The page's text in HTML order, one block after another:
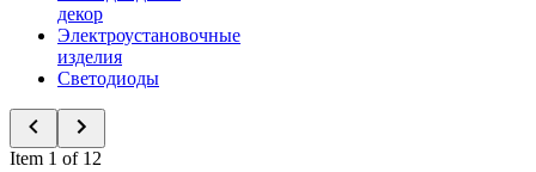
декор
Электроустановочные
изделия
Светодиоды
Item 1 of 12